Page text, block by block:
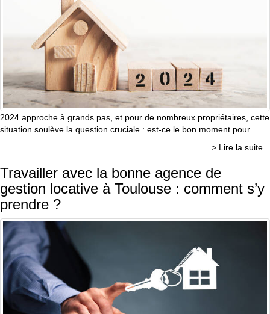
2024 approche à grands pas, et pour de nombreux propriétaires, cette
situation soulève la question cruciale : est-ce le bon moment pour...
> Lire la suite...
Travailler avec la bonne agence de
gestion locative à Toulouse : comment s’y
prendre ?